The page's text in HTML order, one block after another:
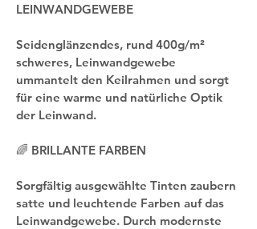
LEINWANDGEWEBE
Seidenglänzendes, rund 400g/m²
schweres, Leinwandgewebe
ummantelt den Keilrahmen und sorgt
für eine warme und natürliche Optik
der Leinwand.
🌈 BRILLANTE FARBEN
Sorgfältig ausgewählte Tinten zaubern
satte und leuchtende Farben auf das
Leinwandgewebe. Durch modernste